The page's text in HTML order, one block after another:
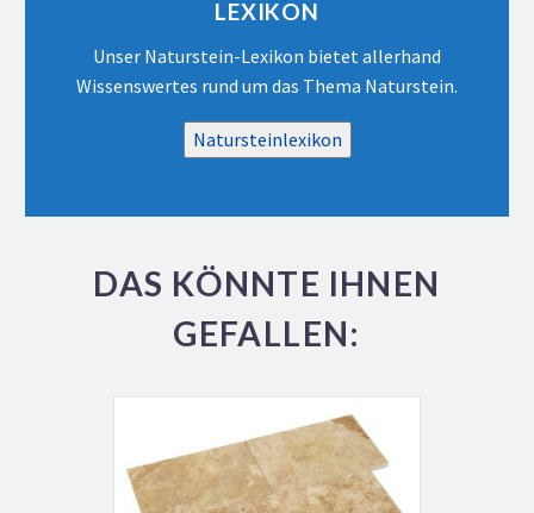
LEXIKON
Unser Naturstein-Lexikon bietet allerhand
Wissenswertes rund um das Thema Naturstein.
Natursteinlexikon
DAS KÖNNTE IHNEN
GEFALLEN: